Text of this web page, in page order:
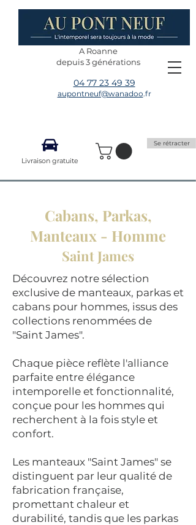
04 77 23 49 39
aupontneuf@wanadoo.fr
A Roanne
depuis 3 générations
Livraison gratuite
Se rétracter
Cabans, Parkas,
Manteaux - Homme
Saint James
Découvrez notre sélection
exclusive de manteaux, parkas et
cabans pour hommes, issus des
collections renommées de
"Saint James".
Chaque pièce reflète l'alliance
parfaite entre élégance
intemporelle et fonctionnalité,
conçue pour les hommes qui
recherchent à la fois style et
confort.
Les manteaux "Saint James" se
distinguent par leur qualité de
fabrication française,
promettant chaleur et
durabilité, tandis que les parkas